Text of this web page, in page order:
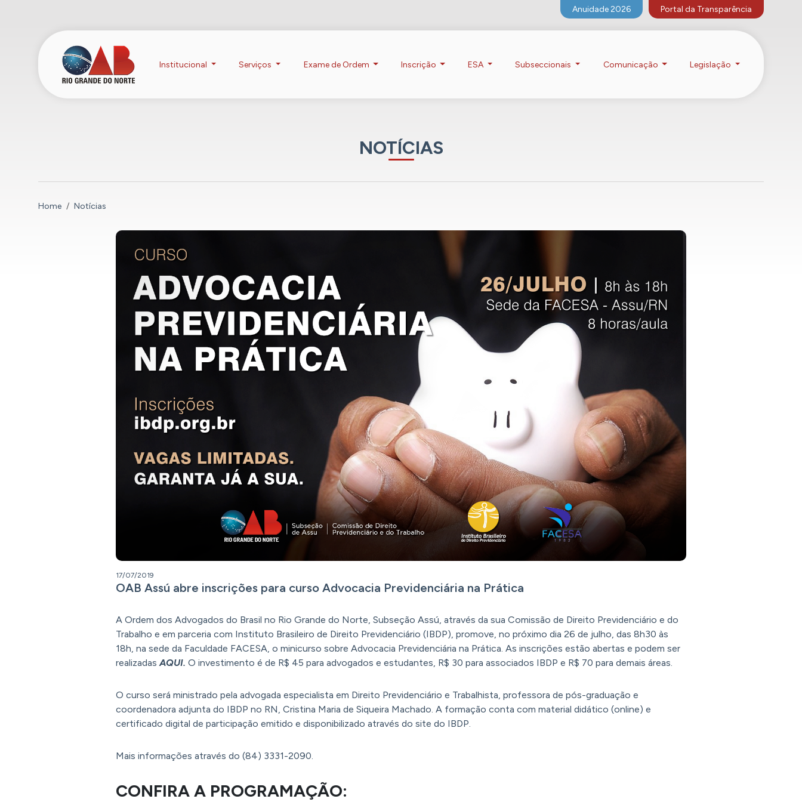
Portal da Transparência
Anuidade 2026
Institucional Serviços Exame de Ordem Inscrição ESA Subseccionais Comunicação Legislação
NOTÍCIAS
Home Notícias
17/07/2019
OAB Assú abre inscrições para curso Advocacia Previdenciária na Prática
A Ordem dos Advogados do Brasil no Rio Grande do Norte, Subseção Assú, através da sua Comissão de Direito Previdenciário e do
Trabalho e em parceria com Instituto Brasileiro de Direito Previdenciário (IBDP), promove, no próximo dia 26 de julho, das 8h30 às
18h, na sede da Faculdade FACESA, o minicurso sobre Advocacia Previdenciária na Prática. As inscrições estão abertas e podem ser
realizadasAQUI. O investimento é de R$ 45 para advogados e estudantes, R$ 30 para associados IBDP e R$ 70 para demais áreas.
O curso será ministrado pela advogada especialista em Direito Previdenciário e Trabalhista, professora de pós-graduação e
coordenadora adjunta do IBDP no RN, Cristina Maria de Siqueira Machado. A formação conta com material didático (online) e
certificado digital de participação emitido e disponibilizado através do site do IBDP.
Mais informações através do (84) 3331-2090.
CONFIRA A PROGRAMAÇÃO: